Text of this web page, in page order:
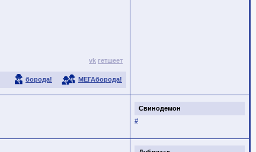
vk гетшеет
борода! МЕГАборода!
Свинодемон
#